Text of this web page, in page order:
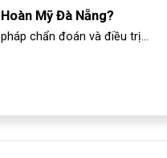
Mỹ Đà Nẵng?
chẩn đoán và điều trị...